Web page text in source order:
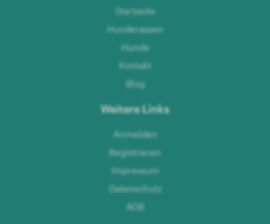
Startseite
Hunderassen
Hunde
Kontakt
Blog
Weitere Links
Anmelden
Registrieren
Impressum
Datenschutz
AGB